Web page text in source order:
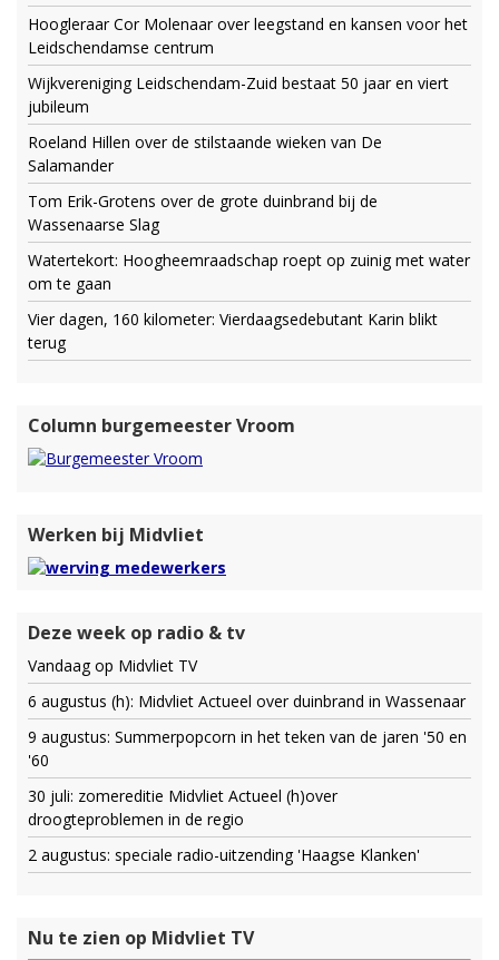
Hoogleraar Cor Molenaar over leegstand en kansen voor het
Leidschendamse centrum
Wijkvereniging Leidschendam-Zuid bestaat 50 jaar en viert
jubileum
Roeland Hillen over de stilstaande wieken van De
Salamander
Tom Erik-Grotens over de grote duinbrand bij de
Wassenaarse Slag
Watertekort: Hoogheemraadschap roept op zuinig met water
om te gaan
Vier dagen, 160 kilometer: Vierdaagsedebutant Karin blikt
terug
Column burgemeester Vroom
Werken bij Midvliet
Deze week op radio & tv
Vandaag op Midvliet TV
6 augustus (h): Midvliet Actueel over duinbrand in Wassenaar
9 augustus: Summerpopcorn in het teken van de jaren '50 en
'60
30 juli: zomereditie Midvliet Actueel (h)over
droogteproblemen in de regio
2 augustus: speciale radio-uitzending 'Haagse Klanken'
Nu te zien op Midvliet TV